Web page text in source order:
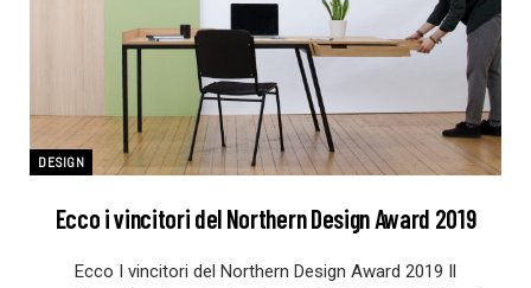
DESIGN
Ecco i vincitori del Northern Design Award 2019
Ecco I vincitori del Northern Design Award 2019 Il